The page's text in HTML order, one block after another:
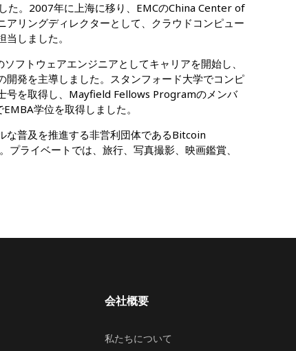
た。2007年に上海に移り、EMCのChina Center of
リングディレクターとして、クラウドコンピュー
しました。
フトウェアエンジニアとしてキャリアを開始し、
開発を主導しました。スタンフォード大学でコンピ
号を取得し、Mayfield Fellows Programのメンバ
学位を取得しました。
な普及を推進する非営利団体であるBitcoin
ライベートでは、旅行、写真撮影、映画鑑賞、
会社概要
私たちについて